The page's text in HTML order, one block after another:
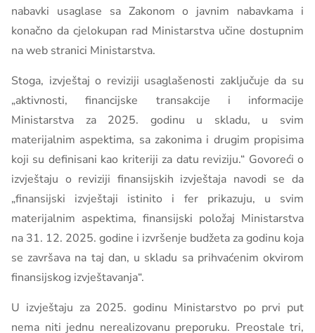
nabavki usaglase sa Zakonom o javnim nabavkama i
konačno da cjelokupan rad Ministarstva učine dostupnim
na web stranici Ministarstva.
Stoga, izvještaj o reviziji usaglašenosti zaključuje da su
„aktivnosti, financijske transakcije i informacije
Ministarstva za 2025. godinu u skladu, u svim
materijalnim aspektima, sa zakonima i drugim propisima
koji su definisani kao kriteriji za datu reviziju.“ Govoreći o
izvještaju o reviziji finansijskih izvještaja navodi se da
„finansijski izvještaji istinito i fer prikazuju, u svim
materijalnim aspektima, finansijski položaj Ministarstva
na 31. 12. 2025. godine i izvršenje budžeta za godinu koja
se završava na taj dan, u skladu sa prihvaćenim okvirom
finansijskog izvještavanja“.
U izvještaju za 2025. godinu Ministarstvo po prvi put
nema niti jednu nerealizovanu preporuku. Preostale tri,